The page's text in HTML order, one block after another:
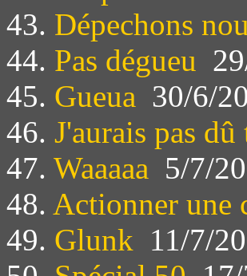
43. Dépechons
44. Pas dégueu
45. Gueua 30/6/
46. J'aurais pas
47. Waaaaa 5/7/
48. Actionner une
49. Glunk 11/7/